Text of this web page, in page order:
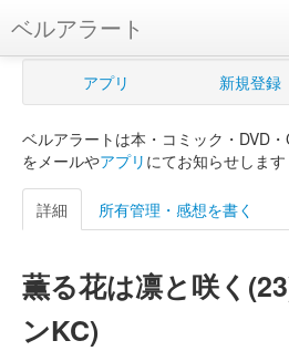
ベルアラート
ベルアラートとは
新規登録
ログイン
購入管理
Myシェルフ
アプリ 新規登録
ベルアラートは本・コミック・DVD
をメールやアプリ にてお知らせします
詳細 所有管理・感想を書く
薫る花は凛と咲く
ンKC)